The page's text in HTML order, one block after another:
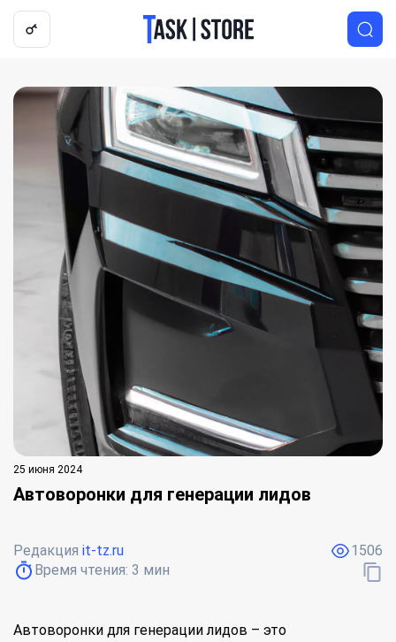
Логотип
25 июня 2024
Автоворонки для генерации лидов
Редакция it-tz.ru
Время чтения: 3 мин
1506
Автоворонки для генерации лидов – это